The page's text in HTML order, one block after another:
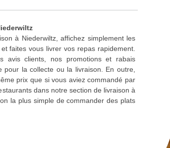
à Niederwiltz, affichez simplement les
faites vous livrer vos repas rapidement.
avis clients, nos promotions et rabais
la collecte ou la livraison. En outre,
prix que si vous aviez commandé par
dans notre section de livraison à
la plus simple de commander des plats